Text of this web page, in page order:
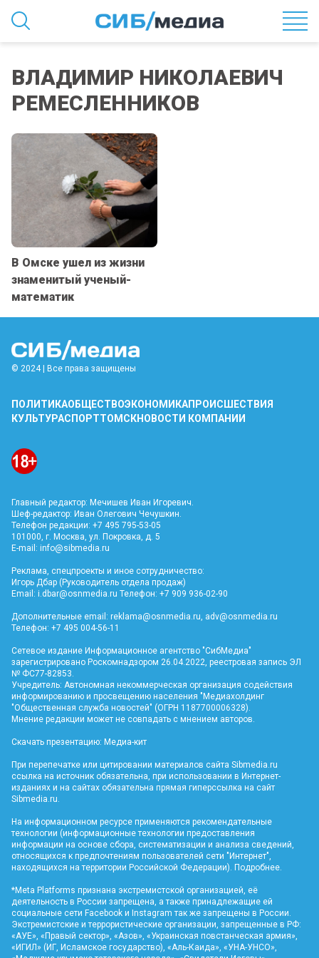
ВЛАДИМИР НИКОЛАЕВИЧ
РЕМЕСЛЕННИКОВ
В Омске ушел из жизни
знаменитый ученый-
математик
© 2024 | Все права защищены
ПОЛИТИКАОБЩЕСТВОЭКОНОМИКАПРОИСШЕСТВИЯ
КУЛЬТУРАСПОРТТОМСКНОВОСТИ КОМПАНИИ
Главный редактор: Мечишев Иван Игоревич.
Шеф-редактор: Иван Олегович Чечушкин.
Телефон редакции: +7 495 795-53-05
101000, г. Москва, ул. Покровка, д. 5
E-mail: info@sibmedia.ru
Реклама, спецпроекты и иное сотрудничество:
Игорь Дбар (Руководитель отдела продаж)
Email: i.dbar@osnmedia.ru Телефон: +7 909 936-02-90
Дополнительные email: reklama@osnmedia.ru adv@osnmedia.ru
Телефон: +7 495 004-56-11
Сетевое издание Информационное агентство "СибМедиа"
зарегистрировано Роскомнадзором 26.04.2022, реестровая запись ЭЛ
№ ФС77-82853.
Учредитель: Автономная некоммерческая организация содействия
информированию и просвещению населения "Медиахолдинг
"Общественная служба новостей" (ОГРН 1187700006328).
Мнение редакции может не совпадать с мнением авторов.
Скачать презентацию: Медиа-кит
При перепечатке или цитировании материалов сайта Sibmedia.ru
ссылка на источник обязательна, при использовании в Интернет-
изданиях и на сайтах обязательна прямая гиперссылка на сайт
Sibmedia.ru
На информационном ресурсе применяются рекомендательные
технологии (информационные технологии предоставления
информации на основе сбора, систематизации и анализа сведений,
относящихся к предпочтениям пользователей сети "Интернет",
находящихся на территории Российской Федерации). Подробнее
*Meta Platforms признана экстремистской организацией, её
деятельность в России запрещена, а также принадлежащие ей
социальные сети Facebook и Instagram так же запрещены в России.
Экстремистские и террористические организации, запрещенные в РФ:
«АУЕ», «Правый сектор», «Азов», «Украинская повстанческая армия»,
«ИГИЛ» (ИГ, Исламское государство), «Аль-Каида», «УНА-УНСО»,